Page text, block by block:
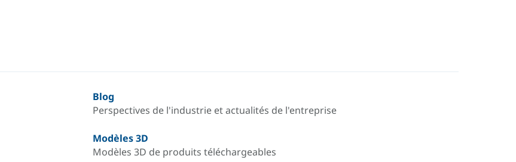
Blog
Perspectives de l'industrie et actualités de l'entreprise
Modèles 3D
Modèles 3D de produits téléchargeables